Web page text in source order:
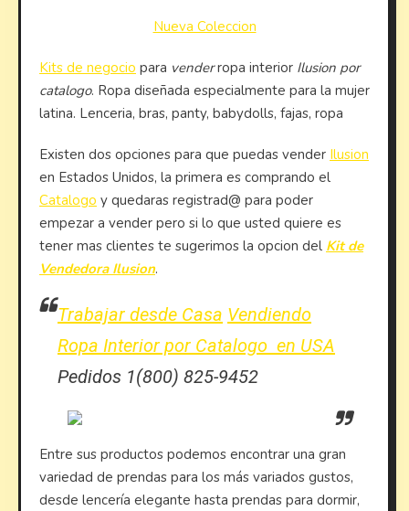
Nueva Coleccion
Kits de negocio para venderropa interior Ilusion por
catalogo. Ropa diseñada especialmente para la mujer
latina. Lenceria, bras, panty, babydolls, fajas, ropa
Existen dos opciones para que puedas vender Ilusion
en Estados Unidos, la primera es comprando el
Catalogo y quedaras registrad@ para poder
empezar a vender pero si lo que usted quiere es
tener mas clientes te sugerimos la opcion del Kit de
Vendedora Ilusion.
Trabajar desde Casa Vendiendo
Ropa Interior por Catalogo en USA
Pedidos 1(800) 825-9452
Entre sus productos podemos encontrar una gran
variedad de prendas para los más variados gustos,
desde lencería elegante hasta prendas para dormir,